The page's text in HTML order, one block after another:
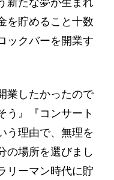
新たな夢が生まれ
を貯めること十数
ックバーを開業す
業したかったので
う』『コンサート
う理由で、無理を
の場所を選びまし
リーマン時代に貯